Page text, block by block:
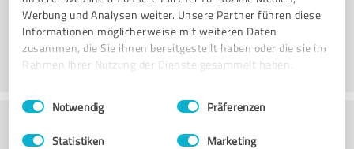
Werbung und Analysen weiter. Unsere Partner führen diese
Informationen möglicherweise mit weiteren Daten
zusammen, die Sie ihnen bereitgestellt haben oder die sie im
Rahmen Ihrer Nutzung der Dienste gesammelt haben.
Impressum Datenschutzbestimmungen
Einwilligungsauswahl
Notwendig Präferenzen
Statistiken Marketing
Service